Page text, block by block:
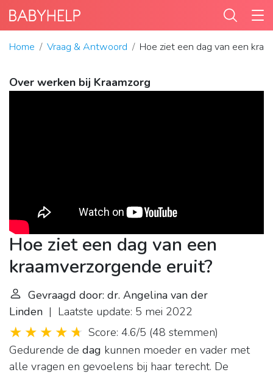
Home Vraag & Antwoord Hoe ziet een dag van een
Over werken bij Kraamzorg
Hoe ziet een dag van een
kraamverzorgende eruit?
Gevraagd door: dr. Angelina van der
Linden | Laatste update: 5 mei 2022
Score: 4.6/5 (48 stemmen)
Gedurende de dag kunnen moeder en vader met
alle vragen en gevoelens bij haar terecht. De